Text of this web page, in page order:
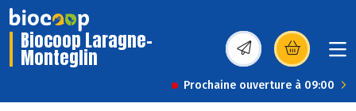
Biocoop Laragne-
Monteglin (s’ouvre dans une
Prochaine ouverture à 09:00